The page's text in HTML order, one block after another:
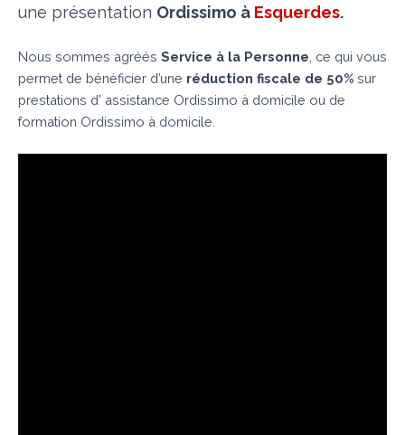
une présentation Ordissimo à Esquerdes.
Nous sommes agréés Service à la Personne , ce qui vous
permet de bénéficier d’une réduction fiscale de 50% sur
prestations d’ assistance Ordissimo à domicile ou de
formation Ordissimo à domicile.